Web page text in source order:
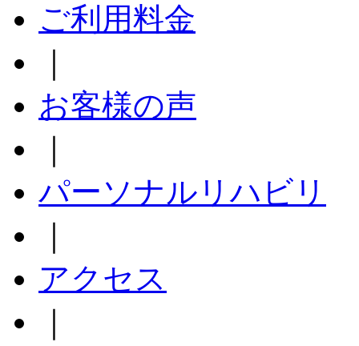
ご利用料金
お客様の声
パーソナルリハビリ
アクセス